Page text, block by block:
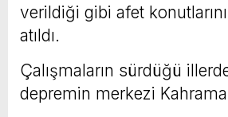
verildiği gibi afet
atıldı.
Çalışmaların sürdüğü
depremin merkezi